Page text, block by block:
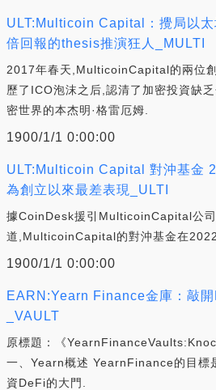
ULT:Multicoin Capital：攪局以
倍回報的thesis推演狂人_MULTI
2017年春天,MulticoinCapital的兩位
歷了ICO泡沫之后,認清了加密投資缺
密世界的本杰明·格雷厄姆.
1900/1/1 0:00:00
ULT:Multicoin Capital 對沖基金
為創立以來最差表現_ULTI
據CoinDesk援引MulticoinCapital公
道,MulticoinCapital的對沖基金在
1900/1/1 0:00:00
EARN:Yearn Finance金庫：敲
_VAULT
原標題：《
一、Yearn概述 YearnFinance的目標
資DeFi的大門.